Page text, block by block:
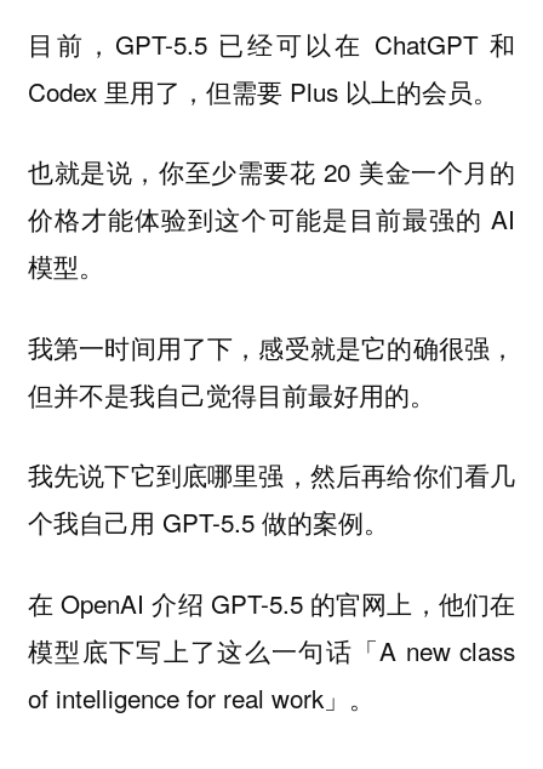
目前，GPT-5.5 已经可以在 ChatGPT 和
Codex 里用了，但需要 Plus 以上的会员。
也就是说，你至少需要花 20 美金一个月的
价格才能体验到这个可能是目前最强的 AI
模型。
我第一时间用了下，感受就是它的确很强，
但并不是我自己觉得目前最好用的。
我先说下它到底哪里强，然后再给你们看几
个我自己用 GPT-5.5 做的案例。
在 OpenAI 介绍 GPT-5.5 的官网上，他们在
模型底下写上了这么一句话「A new class
of intelligence for real work」。